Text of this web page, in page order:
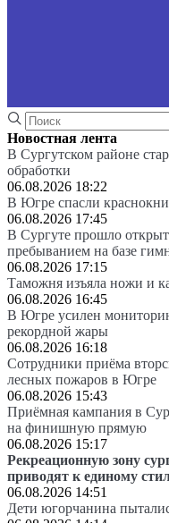
Новостная лента
В Сургутском районе
обработки
06.08.2026 18:22
В Югре спасли
06.08.2026 17:45
В Сургуте прошло
пребыванием на базе
06.08.2026 17:15
Таможня изъяла ножи и
06.08.2026 16:45
В Югре усилен
рекордной жары
06.08.2026 16:18
Сотрудники приёма
лесных пожаров в Югре
06.08.2026 15:43
Приёмная кампания в
на финишную прямую
06.08.2026 15:17
Рекреационную зону
приводят к единому
06.08.2026 14:51
Дети югорчанина